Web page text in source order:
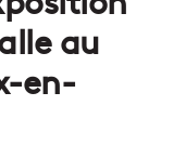
au
en-